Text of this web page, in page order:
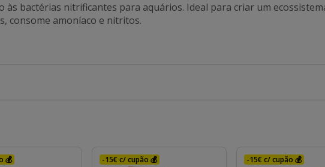
bactérias nitrificantes para aquários. Ideal para criar um
consome amoníaco e nitritos.
💰 -15€ c/ cupão 💰 -15€ c/ cupão 💰